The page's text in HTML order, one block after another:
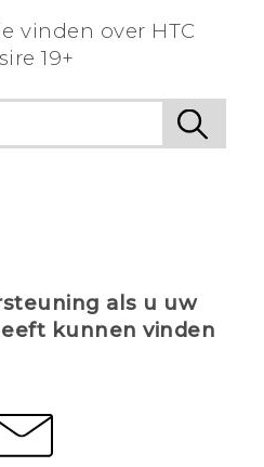
vinden over ‎HTC
19+‎
als u uw
kunnen vinden